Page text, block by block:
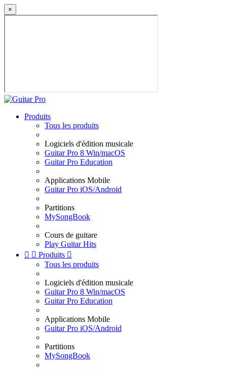
×
Produits
Tous les produits
Logiciels d'édition musicale
Guitar Pro 8 Win/macOS
Guitar Pro Education
Applications Mobile
Guitar Pro iOS/Android
Partitions
MySongBook
Cours de guitare
Play Guitar Hits
  Produits 
Tous les produits
Logiciels d'édition musicale
Guitar Pro 8 Win/macOS
Guitar Pro Education
Applications Mobile
Guitar Pro iOS/Android
Partitions
MySongBook